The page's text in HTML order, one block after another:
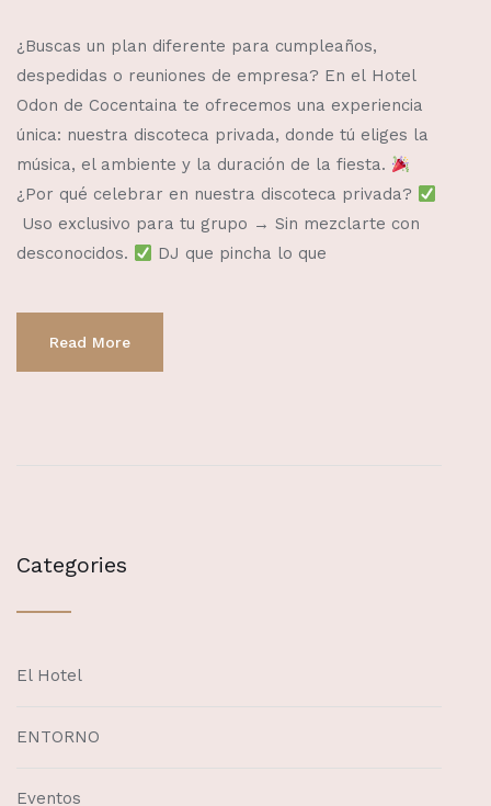
¿Buscas un plan diferente para cumpleaños,
despedidas o reuniones de empresa? En el Hotel
Odon de Cocentaina te ofrecemos una experiencia
única: nuestra discoteca privada, donde tú eliges la
música, el ambiente y la duración de la fiesta.
¿Por qué celebrar en nuestra discoteca privada?
Uso exclusivo para tu grupo → Sin mezclarte con
desconocidos.
DJ que pincha lo que
Read More
Categories
El Hotel
ENTORNO
Eventos